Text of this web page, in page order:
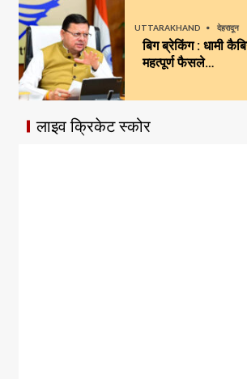
UTTARAKHAND देहरादून
बिग ब्रेकिंग : धामी
महत्पूर्ण फैसले…
लाइव क्रिकेट स्कोर